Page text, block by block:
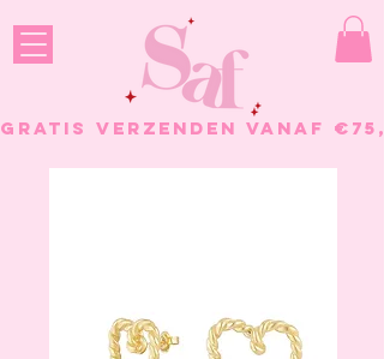
GRATIS VERZENDEN VANAF